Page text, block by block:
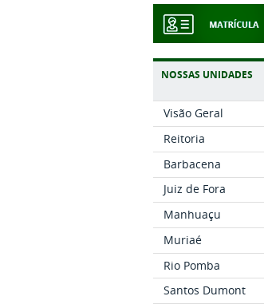
NOSSAS UNIDADES
Visão Geral
Reitoria
Barbacena
Juiz de Fora
Manhuaçu
Muriaé
Rio Pomba
Santos Dumont